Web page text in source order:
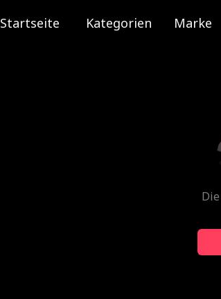
Startseite Kategorien Marke